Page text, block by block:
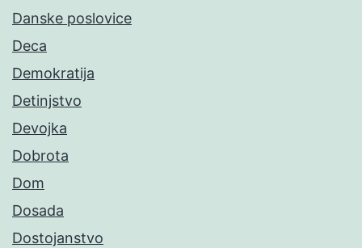
Danske poslovice
Deca
Demokratija
Detinjstvo
Devojka
Dobrota
Dom
Dosada
Dostojanstvo